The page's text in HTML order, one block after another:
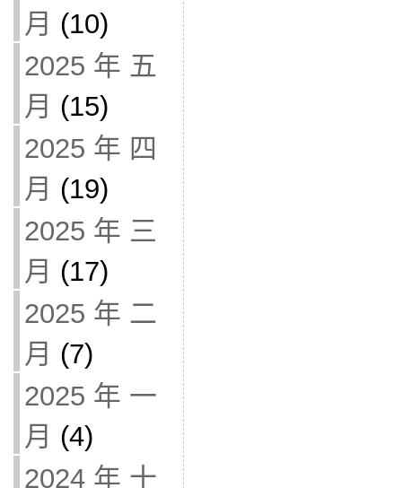
月 (10)
2025 年 五
月 (15)
2025 年 四
月 (19)
2025 年 三
月 (17)
2025 年 二
月 (7)
2025 年 一
月 (4)
2024 年 十